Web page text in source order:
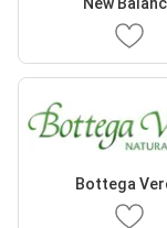
Bottega